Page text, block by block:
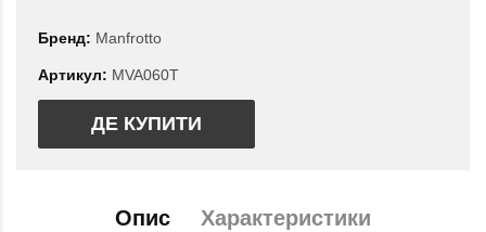
Бренд: Manfrotto
Артикул: MVA060T
ДЕ КУПИТИ
Опис Характеристики